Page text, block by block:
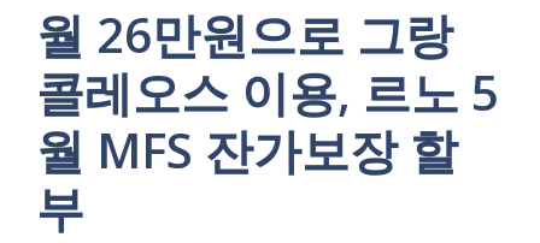
월 26만원으로 그랑
콜레오스 이용, 르노 5
월 MFS 잔가보장 할
부